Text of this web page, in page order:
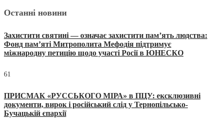
Останні новини
Захистити святині — означає захистити пам’ять людства:
Фонд пам’яті Митрополита Мефодія підтримує
міжнародну петицію щодо участі Росії в ЮНЕСКО
61
ПРИСМАК «РУССЬКОГО МІРА» в ПЦУ: ексклюзивні
документи, вирок і російський слід у Тернопільсько-
Бучацькій єпархії